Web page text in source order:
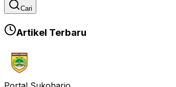
Cari
Belum ada artikel yang tersedia di kategori ini.